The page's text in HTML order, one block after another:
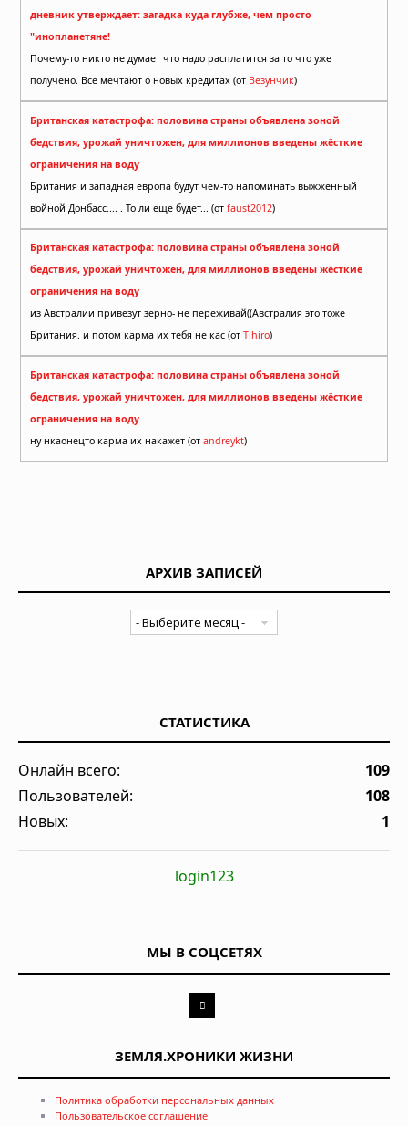
дневник утверждает: загадка куда глубже, чем просто
"инопланетяне!
Почему-то никто не думает что надо расплатится за то что уже
получено. Все мечтают о новых кредитах (от Везунчик)
Британская катастрофа: половина страны объявлена зоной
бедствия, урожай уничтожен, для миллионов введены жёсткие
ограничения на воду
Британия и западная европа будут чем-то напоминать выжженный
войной Донбасс.... . То ли еще будет... (от faust2012)
Британская катастрофа: половина страны объявлена зоной
бедствия, урожай уничтожен, для миллионов введены жёсткие
ограничения на воду
из Австралии привезут зерно- не переживай((Австралия это тоже
Британия. и потом карма их тебя не кас (от Tihiro)
Британская катастрофа: половина страны объявлена зоной
бедствия, урожай уничтожен, для миллионов введены жёсткие
ограничения на воду
ну нкаонецто карма их накажет (от andreykt)
АРХИВ ЗАПИСЕЙ
СТАТИСТИКА
Онлайн всего:
109
Пользователей:
108
Новых:
1
login123
МЫ В СОЦСЕТЯХ
ЗЕМЛЯ.ХРОНИКИ ЖИЗНИ
Политика обработки персональных данных
Пользовательское соглашение